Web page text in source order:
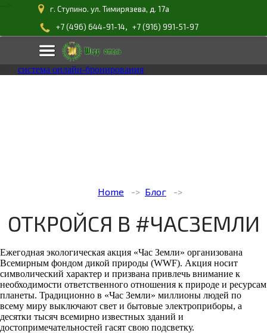
г. Ступино. ул. Тимирязева, д. 17а
+7 (496) 644-91-14, +7 (916) 991-51-97
система онлайн-бронирования
Home Блог
ОТКРОЙСЯ В #ЧАСЗЕМЛИ
Ежегодная экологическая акция «Час Земли» организована
Всемирным фондом дикой природы (WWF). Акция носит
символический характер и призвана привлечь внимание к
необходимости ответственного отношения к природе и ресурсам
планеты. Традиционно в «Час Земли» миллионы людей по
всему миру выключают свет и бытовые электроприборы, а
десятки тысяч всемирно известных зданий и
достопримечательностей гасят свою подсветку.